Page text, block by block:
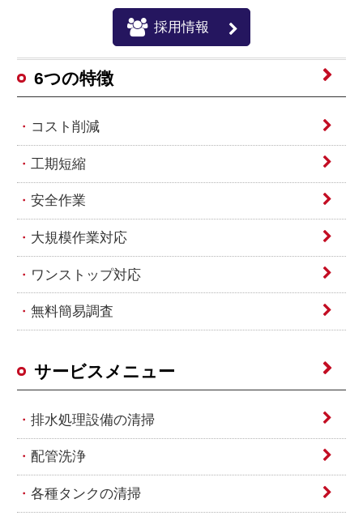
採用情報
6つの特徴
コスト削減
工期短縮
安全作業
大規模作業対応
ワンストップ対応
無料簡易調査
サービスメニュー
排水処理設備の清掃
配管洗浄
各種タンクの清掃